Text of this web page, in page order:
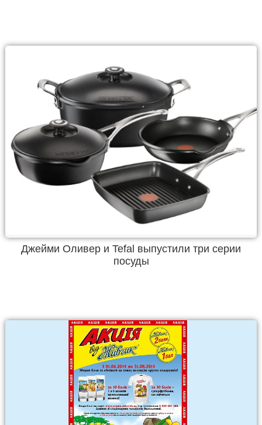
Джейми Оливер и Tefal выпустили три серии
посуды